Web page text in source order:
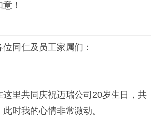
！
同仁及员工家属们：
这里共同庆祝迈瑞公司20岁生日，共
时我的心情非常激动。